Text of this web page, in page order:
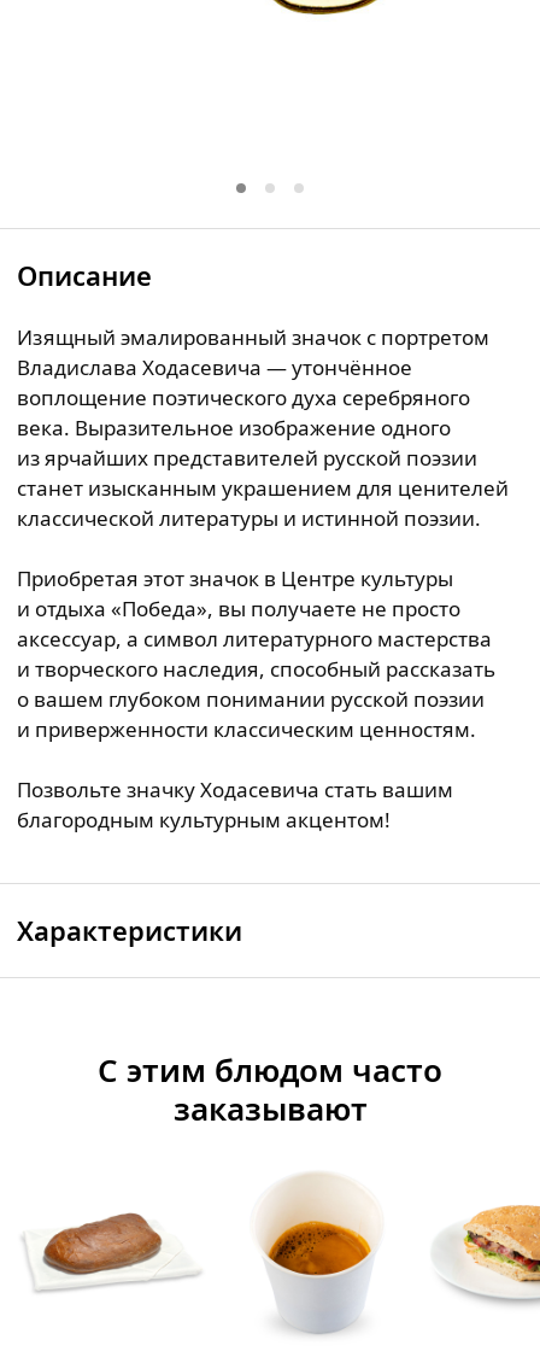
Описание
Изящный эмалированный значок с портретом
Владислава Ходасевича — утончённое
воплощение поэтического духа серебряного
века. Выразительное изображение одного
из ярчайших представителей русской поэзии
станет изысканным украшением для ценителей
классической литературы и истинной поэзии.
Приобретая этот значок в Центре культуры
и отдыха «Победа», вы получаете не просто
аксессуар, а символ литературного мастерства
и творческого наследия, способный рассказать
о вашем глубоком понимании русской поэзии
и приверженности классическим ценностям.
Позвольте значку Ходасевича стать вашим
благородным культурным акцентом!
Характеристики
С этим блюдом часто
заказывают